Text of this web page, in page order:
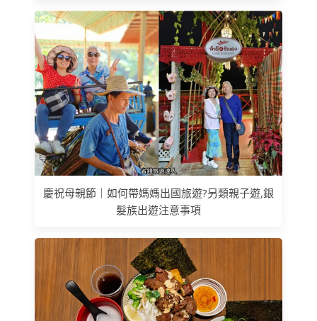
慶祝母親節｜如何帶媽媽出國旅遊?另類親子遊,銀
髮族出遊注意事項